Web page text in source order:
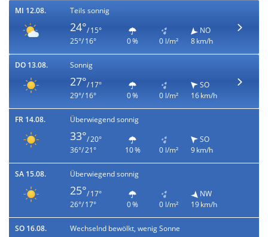
MI 12.08. Teils sonnig
24°/ 15°
25°/ 16°
0 % 0 l/m²
NO
8 km/h
DO 13.08. Sonnig
27°/ 17°
29°/ 16°
0 % 0 l/m²
SO
16 km/h
FR 14.08. Überwiegend sonnig
33°/ 20°
36°/ 21°
10 % 0 l/m²
SO
9 km/h
SA 15.08. Überwiegend sonnig
25°/ 17°
26°/ 17°
0 % 0 l/m²
NW
19 km/h
SO 16.08. Wechselnd bewölkt, wenig Sonne